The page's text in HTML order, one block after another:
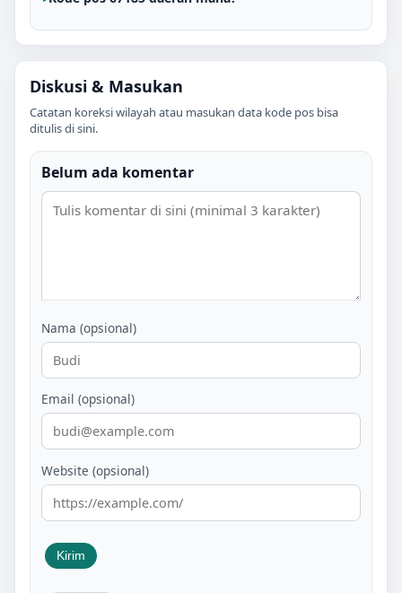
Diskusi & Masukan
Catatan koreksi wilayah atau masukan data kode pos bisa
ditulis di sini.
Belum ada komentar
Nama (opsional)
Email (opsional)
Website (opsional)